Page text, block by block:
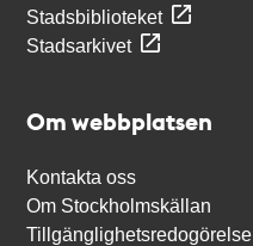
Stadsbiblioteket
Stadsarkivet
Om webbplatsen
Kontakta oss
Om Stockholmskällan
Tillgänglighetsredogörelse